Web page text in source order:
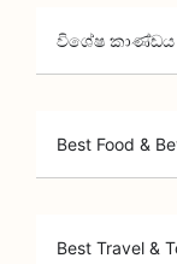
විශේෂ කාණ්ඩය
Best Food &
Best Travel &